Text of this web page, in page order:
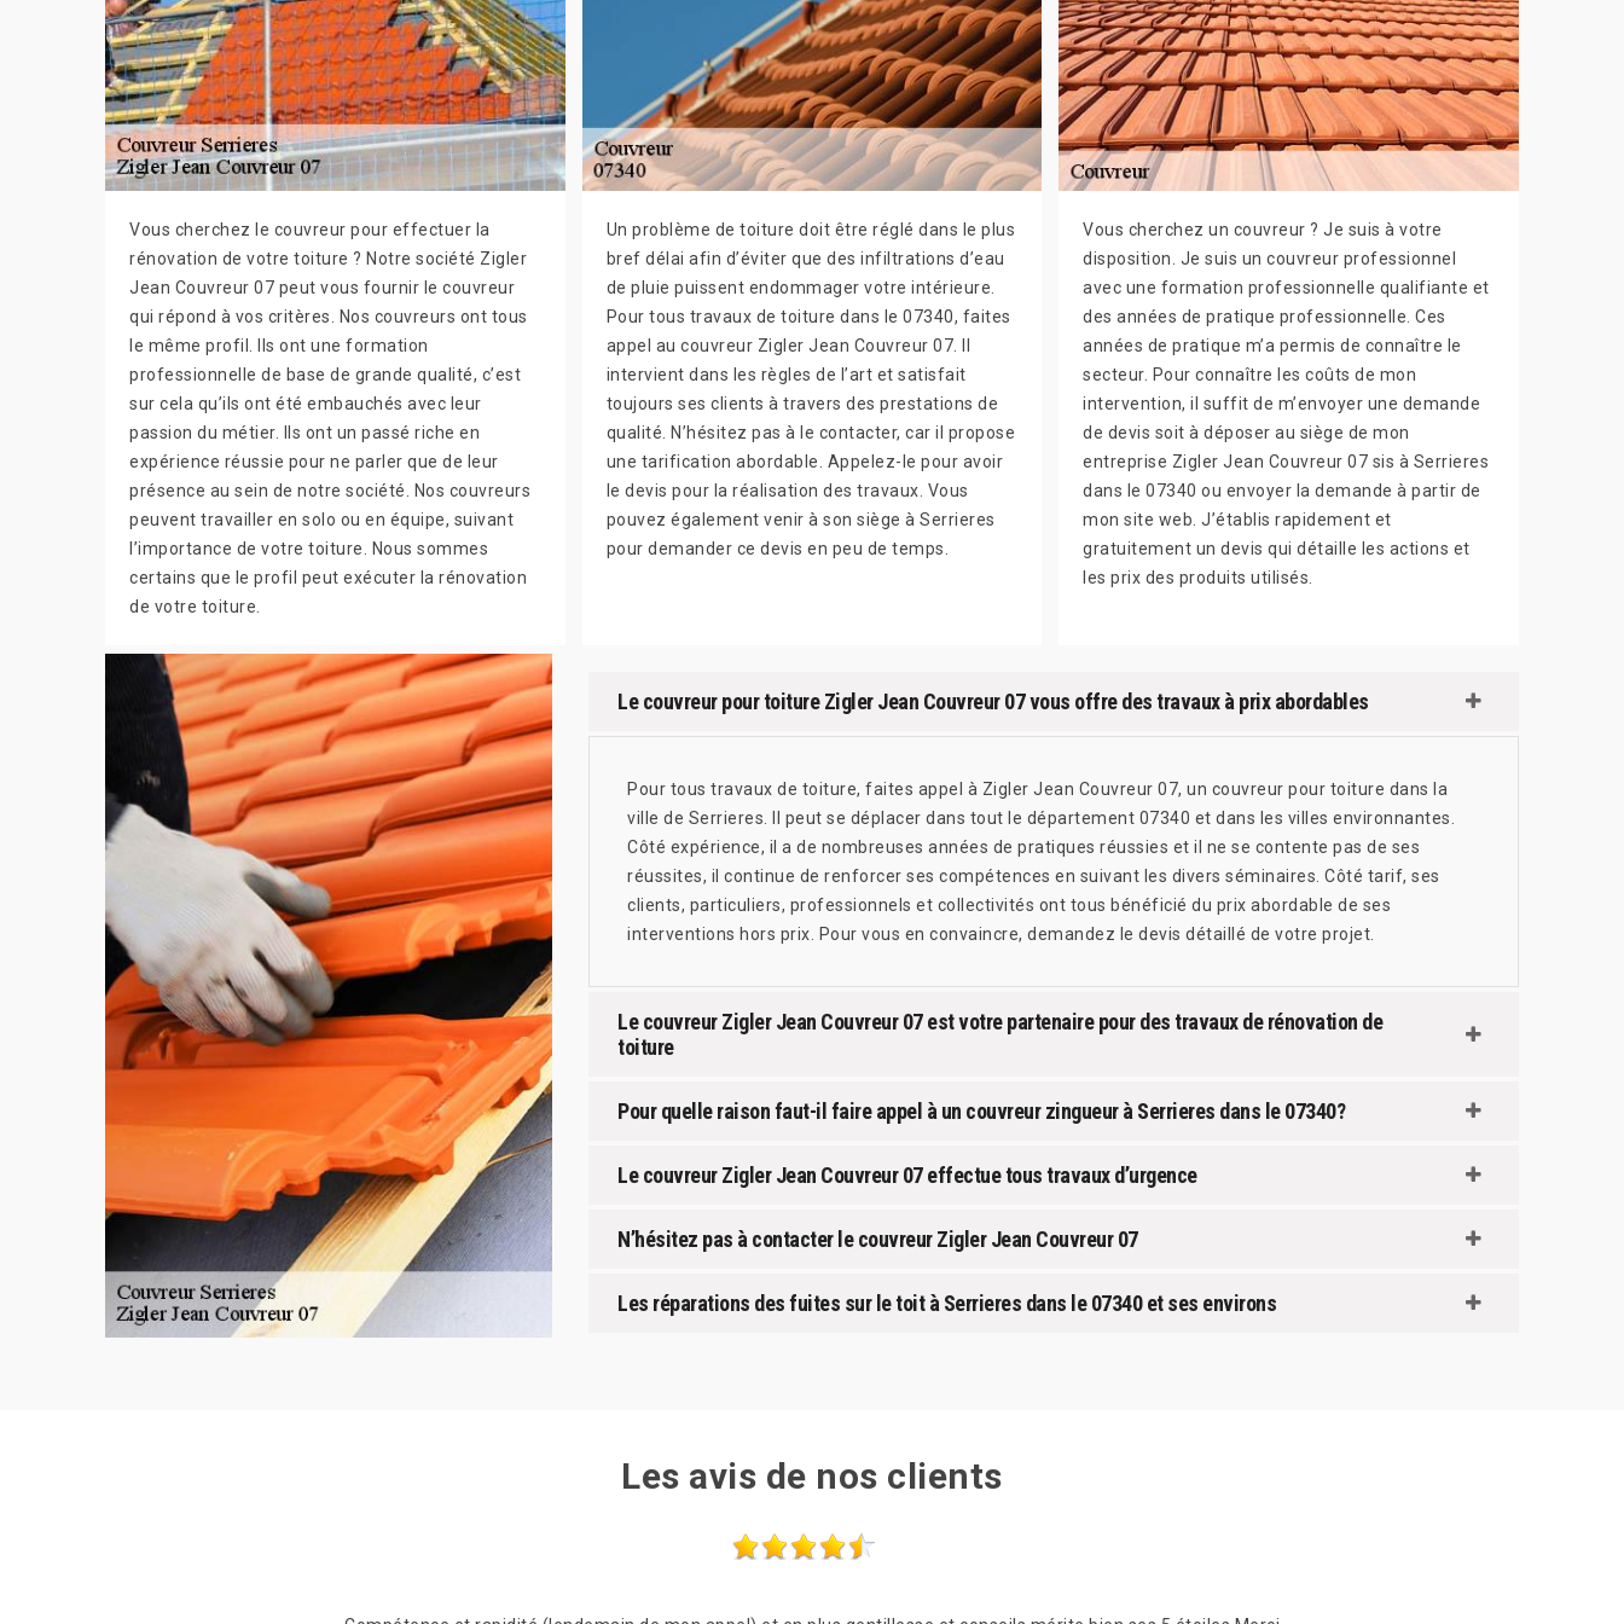
Vous cherchez le couvreur pour effectuer la
rénovation de votre toiture ? Notre société Zigler
Jean Couvreur 07 peut vous fournir le couvreur
qui répond à vos critères. Nos couvreurs ont tous
le même profil. Ils ont une formation
professionnelle de base de grande qualité, c’est
sur cela qu’ils ont été embauchés avec leur
passion du métier. Ils ont un passé riche en
expérience réussie pour ne parler que de leur
présence au sein de notre société. Nos couvreurs
peuvent travailler en solo ou en équipe, suivant
l’importance de votre toiture. Nous sommes
certains que le profil peut exécuter la rénovation
de votre toiture.
Un problème de toiture doit être réglé dans le plus
bref délai afin d’éviter que des infiltrations d’eau
de pluie puissent endommager votre intérieure.
Pour tous travaux de toiture dans le 07340, faites
appel au couvreur Zigler Jean Couvreur 07. Il
intervient dans les règles de l’art et satisfait
toujours ses clients à travers des prestations de
qualité. N’hésitez pas à le contacter, car il propose
une tarification abordable. Appelez-le pour avoir
le devis pour la réalisation des travaux. Vous
pouvez également venir à son siège à Serrieres
pour demander ce devis en peu de temps.
Vous cherchez un couvreur ? Je suis à votre
disposition. Je suis un couvreur professionnel
avec une formation professionnelle qualifiante et
des années de pratique professionnelle. Ces
années de pratique m’a permis de connaître le
secteur. Pour connaître les coûts de mon
intervention, il suffit de m’envoyer une demande
de devis soit à déposer au siège de mon
entreprise Zigler Jean Couvreur 07 sis à Serrieres
dans le 07340 ou envoyer la demande à partir de
mon site web. J’établis rapidement et
gratuitement un devis qui détaille les actions et
les prix des produits utilisés.
Le couvreur pour toiture Zigler Jean Couvreur 07 vous offre des travaux à prix abordables
Pour tous travaux de toiture, faites appel à Zigler Jean Couvreur 07, un couvreur pour toiture dans la
ville de Serrieres. Il peut se déplacer dans tout le département 07340 et dans les villes environnantes.
Côté expérience, il a de nombreuses années de pratiques réussies et il ne se contente pas de ses
réussites, il continue de renforcer ses compétences en suivant les divers séminaires. Côté tarif, ses
clients, particuliers, professionnels et collectivités ont tous bénéficié du prix abordable de ses
interventions hors prix. Pour vous en convaincre, demandez le devis détaillé de votre projet.
Le couvreur Zigler Jean Couvreur 07 est votre partenaire pour des travaux de rénovation de
toiture
Pour quelle raison faut-il faire appel à un couvreur zingueur à Serrieres dans le 07340?
Le couvreur Zigler Jean Couvreur 07 effectue tous travaux d’urgence
N’hésitez pas à contacter le couvreur Zigler Jean Couvreur 07
Les réparations des fuites sur le toit à Serrieres dans le 07340 et ses environs
Les avis de nos clients